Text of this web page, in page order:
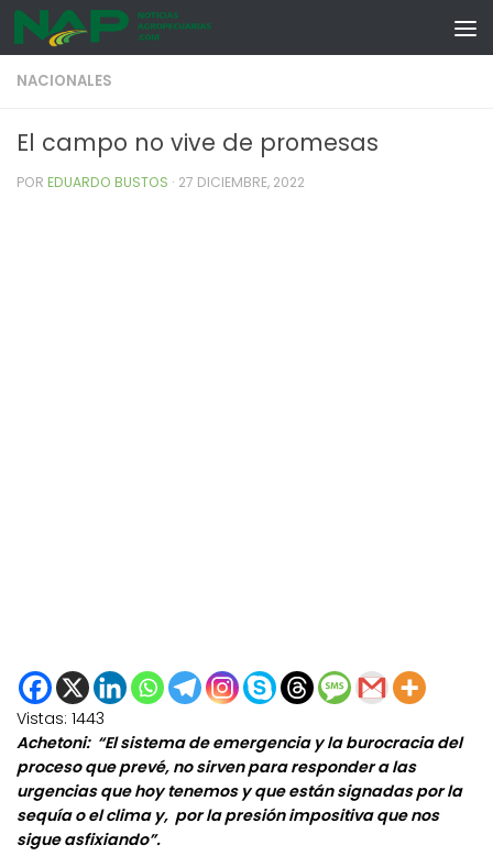
Skip to content
NACIONALES
El campo no vive de promesas
POR EDUARDO BUSTOS · 27 DICIEMBRE, 2022
Vistas: 1443
Achetoni: “El sistema de emergencia y la burocracia del
proceso que prevé, no sirven para responder a las
urgencias que hoy tenemos y que están signadas por la
sequía o el clima y, por la presión impositiva que nos
sigue asfixiando”.